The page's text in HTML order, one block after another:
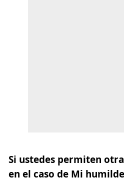
Si ustedes permiten
en el caso de Mi humilde